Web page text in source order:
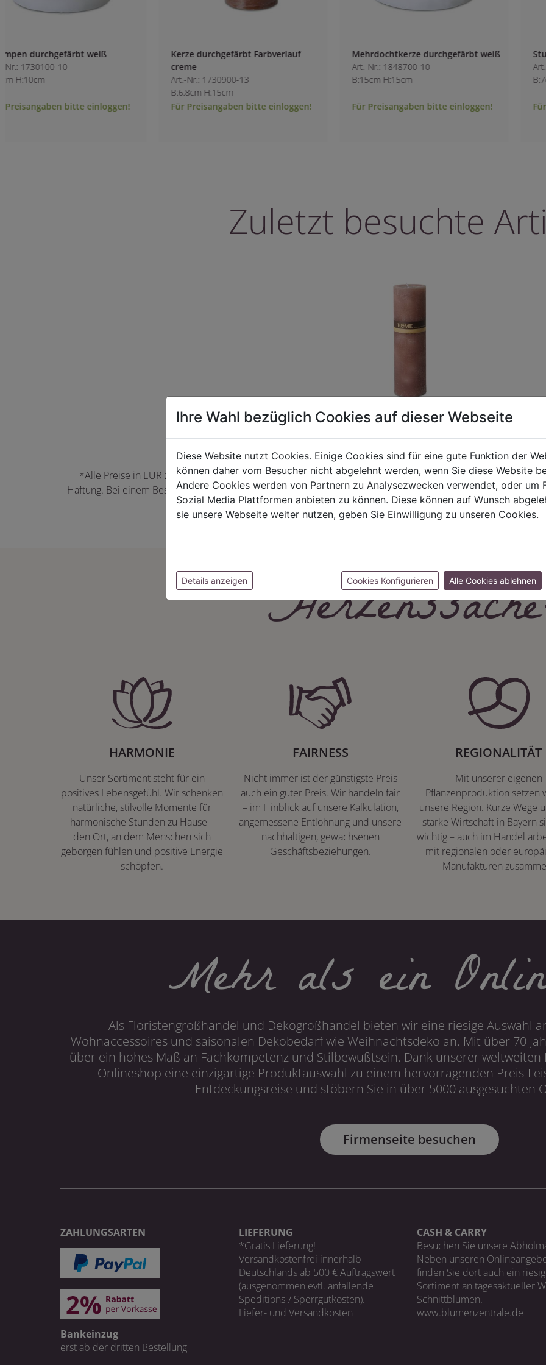
Kerze durchgefärbt Farbverlauf
creme
Art.-Nr.: 1730900-13
Für Preisangaben bitte einloggen!
Mehrdochtkerze durchgefärbt weiß
B:15cm H:15cm
Für Preisangaben bitte einloggen!
Stumpen durchgefärbt BD 40h weiß
Art.-Nr.: 9980400-10
B:7cm H:9.5cm
Für Preisangaben bitte einloggen!
Zuletzt besuchte
*Alle Preise in EUR zzgl. der jeweils gültigen Mehrwertsteuer und Versandkosten. Für Irrtümer und
Haftung. Bei einem Bestellwert unter 50,00 EUR behalten wir uns die Berechnung eines
können Farbabweichungen zwischen der Bildschirmdarstellung und dem
HARMONIE
Unser Sortiment steht für ein
positives Lebensgefühl. Wir schenken
natürliche, stilvolle Momente für
harmonische Stunden zu Hause –
den Ort, an dem Menschen sich
geborgen fühlen und positive Energie
schöpfen.
FAIRNESS
Nicht immer ist der günstigste Preis
auch ein guter Preis. Wir handeln fair
– im Hinblick auf unsere Kalkulation,
angemessene Entlohnung und unsere
nachhaltigen, gewachsenen
Geschäftsbeziehungen.
REGIONALITÄT
Mit unserer eigenen
Pflanzenproduktion setzen
unsere Region. Kurze Wege
starke Wirtschaft in Bayern
wichtig – auch im Handel
mit regionalen oder
Manufakturen
Mehr als ein
Als Floristengroßhandel und Dekogroßhandel bieten wir eine riesige Auswahl
Wohnaccessoires und saisonalen Dekobedarf wie Weihnachtsdeko an. Mit über 70
über ein hohes Maß an Fachkompetenz und Stilbewußtsein. Dank unserer
Onlineshop eine einzigartige Produktauswahl zu einem hervorragenden Preis-
Entdeckungsreise und stöbern Sie in über 5000 ausgesuchten
Firmenseite besuchen
ZAHLUNGSARTEN
Bankeinzug
erst ab der dritten Bestellung
LIEFERUNG
*Gratis Lieferung!
Versandkostenfrei innerhalb
Deutschlands ab 500 € Auftragswert
(ausgenommen evtl. anfallende
Speditions-/ Sperrgutkosten).
Liefer- und Versandkosten
CASH & CARRY
Besuchen Sie unsere
Neben unseren
finden Sie dort auch ein
Sortiment an tagesaktueller
Schnittblumen.
www.blumenzentrale.de
Ihre Wahl bezüglich Cookies auf dieser Webseite
Diese Website nutzt Cookies. Einige Cookies sind für eine gute Funktion der
können daher vom Besucher nicht abgelehnt werden, wenn Sie diese Website
Andere Cookies werden von Partnern zu Analysezwecken verwendet, oder um
Sozial Media Plattformen anbieten zu können. Diese können auf Wunsch
sie unsere Webseite weiter nutzen, geben Sie Einwilligung zu unseren Cookies.
Details anzeigen Cookies Konfigurieren Alle Cookies ablehnen